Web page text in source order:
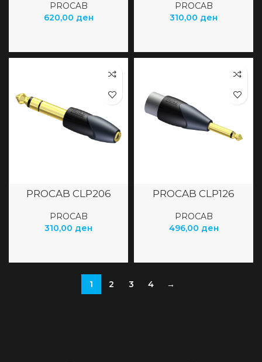
PROCAB
620,00 ден
PROCAB
310,00 ден
PROCAB CLP206
PROCAB
310,00 ден
PROCAB CLP126
PROCAB
496,00 ден
1 2 3 4 →